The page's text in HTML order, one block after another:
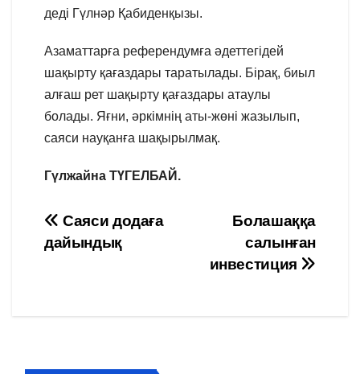
деді Гүлнәр Қабиденқызы.
Азаматтарға референдумға әдеттегідей
шақырту қағаздары таратылады. Бірақ, биыл
алғаш рет шақырту қағаздары атаулы
болады. Яғни, әркімнің аты-жөні жазылып,
саяси науқанға шақырылмақ.
Гүлжайна ТҮГЕЛБАЙ.
Навигация
по
Болашаққа
салынған
инвестиция
Саяси додаға
дайындық